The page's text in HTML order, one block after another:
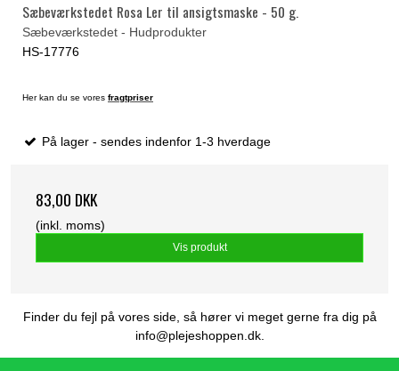
Sæbeværkstedet Rosa Ler til ansigtsmaske - 50 g.
Sæbeværkstedet - Hudprodukter
HS-17776
Her kan du se vores fragtpriser
På lager - sendes indenfor 1-3 hverdage
83,00 DKK
(inkl. moms)
Vis produkt
Finder du fejl på vores side, så hører vi meget gerne fra dig på
info@plejeshoppen.dk.